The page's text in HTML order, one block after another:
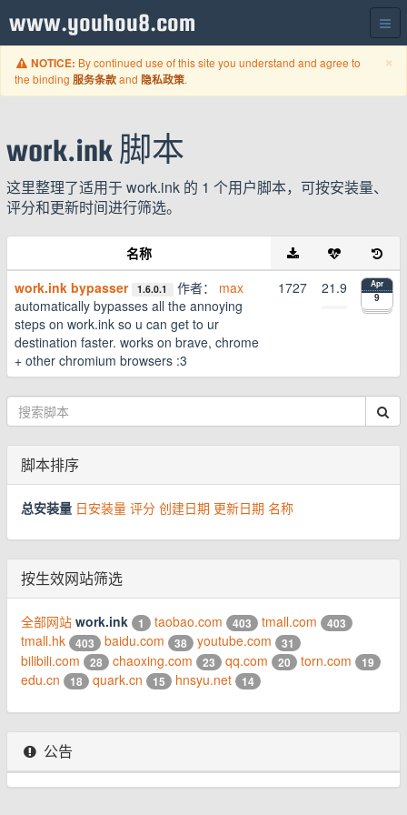
www.youhou8.com
×
NOTICE: By continued use of this site you understand and agree to
the binding 服务条款and 隐私政策.
work.ink 脚本
这里整理了适用于 work.ink 的 1 个用户脚本，可按安装量、
评分和更新时间进行筛选。
名称
work.ink bypasser
1.6.0.1 作者： max
automatically bypasses all the annoying
steps on work.ink so u can get to ur
destination faster. works on brave, chrome
+ other chromium browsers :3
1727 21.9 Apr
9
脚本排序
总安装量 日安装量 评分 创建日期 更新日期 名称
按生效网站筛选
全部网站 work.ink 1 taobao.com 403 tmall.com 403
tmall.hk 403 baidu.com 38 youtube.com 31
bilibili.com 28 chaoxing.com 23 qq.com 20 torn.com 19
edu.cn 18 quark.cn 15 hnsyu.net 14
公告